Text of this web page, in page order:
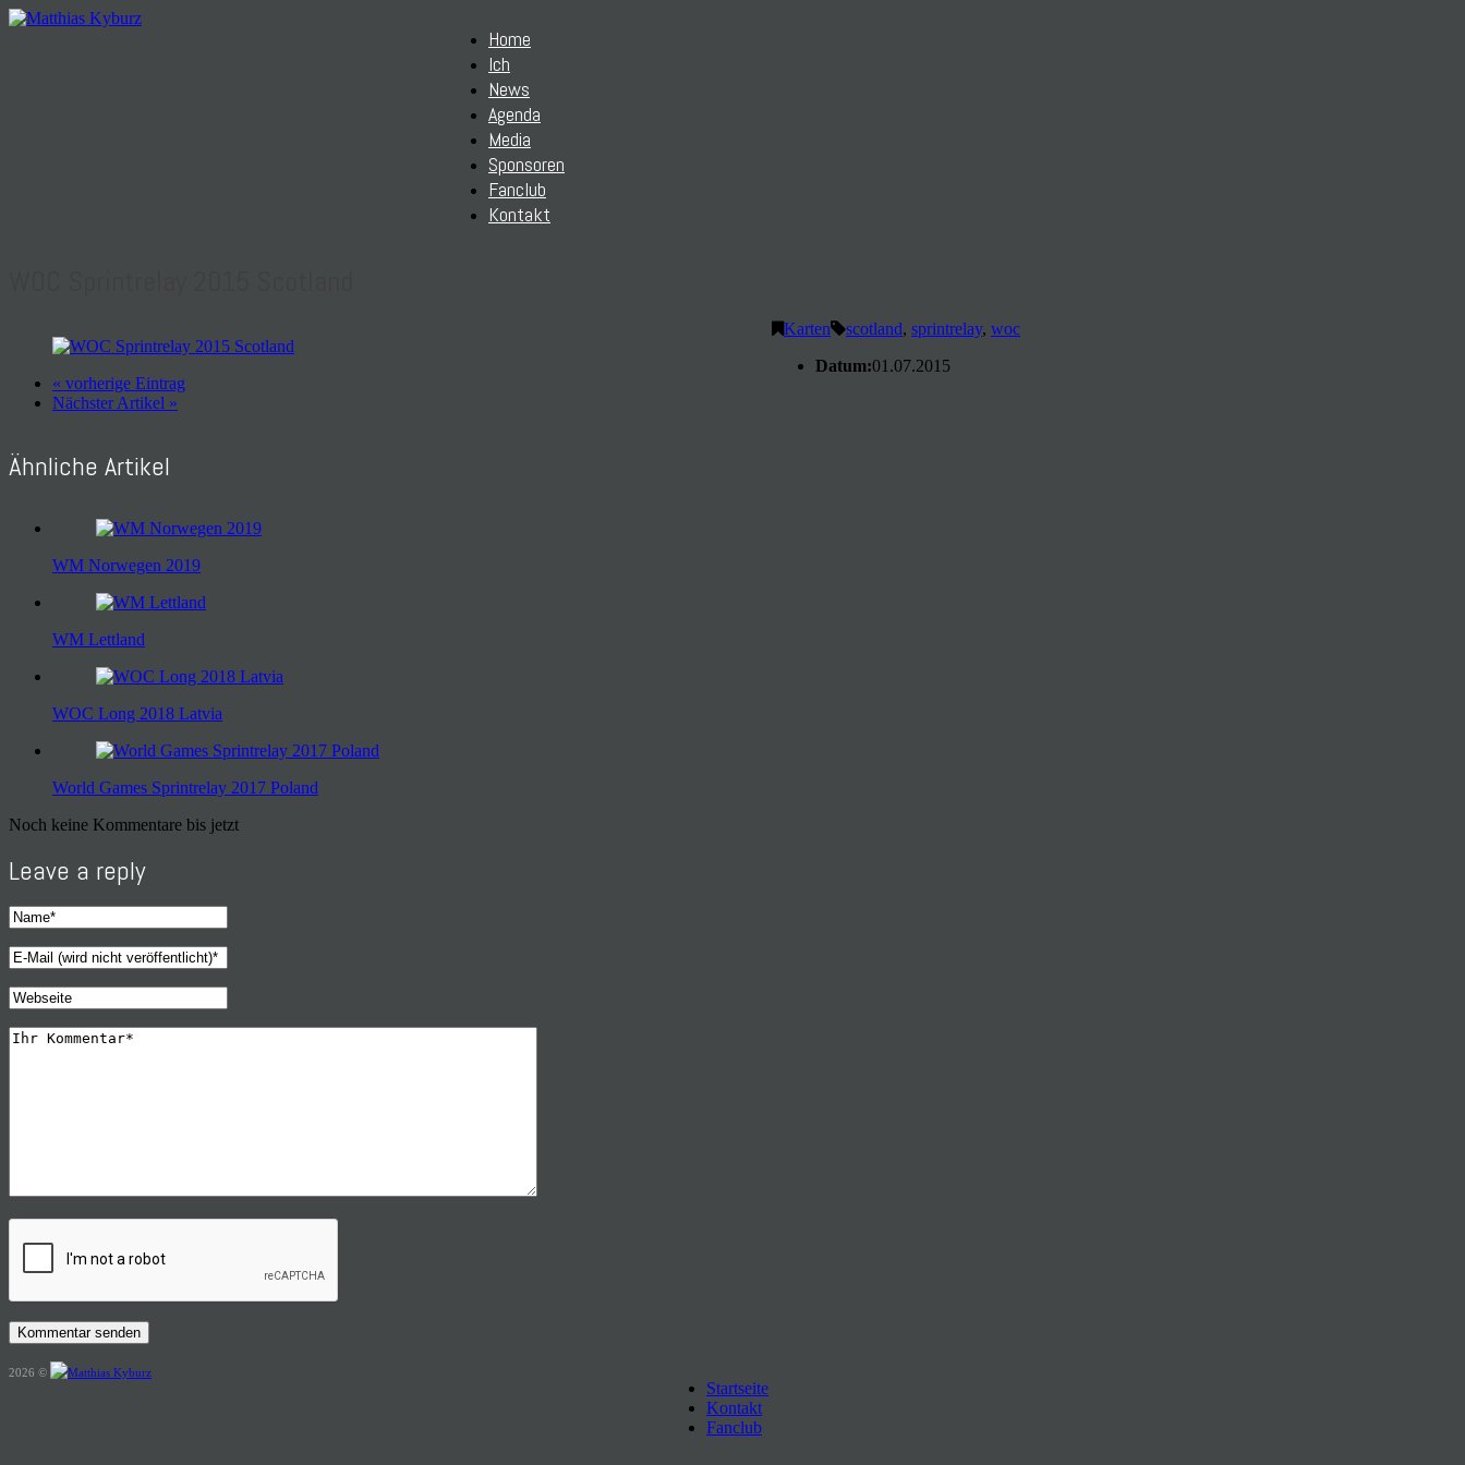
Home
Ich
News
Agenda
Media
Sponsoren
Fanclub
Kontakt
« vorherige Eintrag
Nächster Artikel »
Karten scotland, sprintrelay, woc
Datum:01.07.2015
Ähnliche Artikel
WM Norwegen 2019
WM Lettland
WOC Long 2018 Latvia
World Games Sprintrelay 2017 Poland
Noch keine Kommentare bis jetzt
Leave a reply
2026 ©
Startseite
Kontakt
Fanclub